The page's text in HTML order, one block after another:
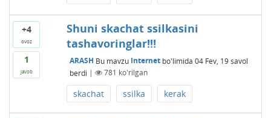
+4
ovoz
1
javob
Shuni skachat ssilkasini
tashavoringlar!!!
ARASH Bu mavzu Internetbo'limida 04 Fev, 19 savol
berdi | 781 ko'rilgan
skachat ssilka kerak